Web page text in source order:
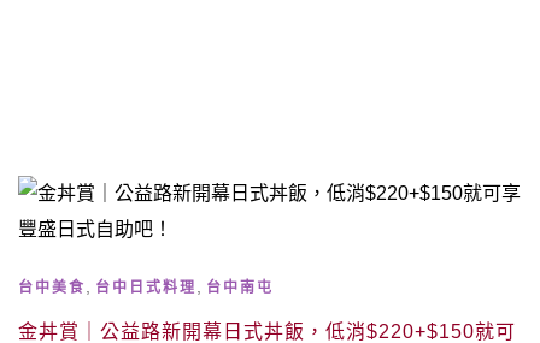
台中美食 台中日式料理 台中南屯
金丼賞｜公益路新開幕日式丼飯，低消$220+$150就可